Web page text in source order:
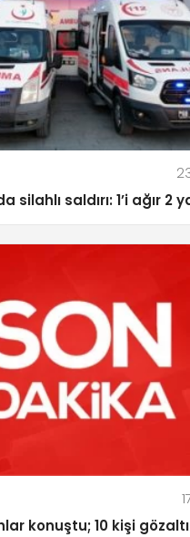
silahlı saldırı: 1’i ağır 2
konuştu; 10 kişi